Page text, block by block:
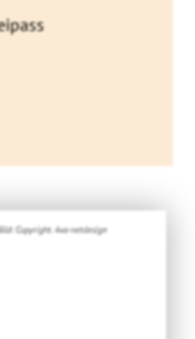
Copyright. 4ws-netdesign